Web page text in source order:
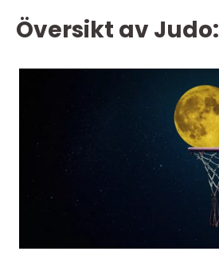
Översikt av Judo: